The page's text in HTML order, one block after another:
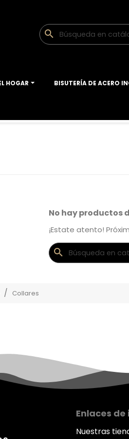
search
HOGAR BISUTERÍA DE ACERO
No hay productos
¡Estate atento!
search
Collares
Enlaces
Nuestras